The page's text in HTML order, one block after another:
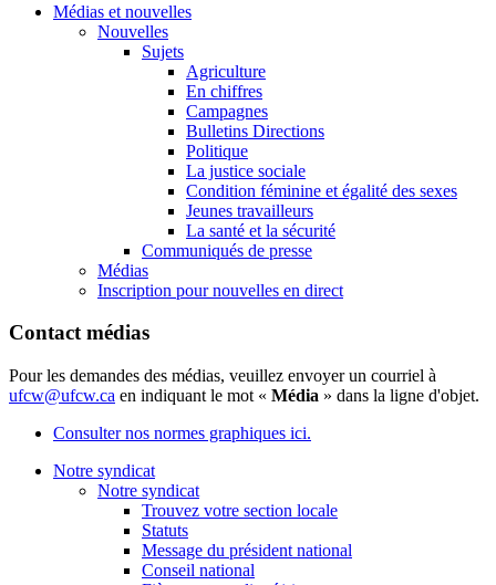
Médias et nouvelles
Nouvelles
Sujets
Agriculture
En chiffres
Campagnes
Bulletins Directions
Politique
La justice sociale
Condition féminine et égalité des sexes
Jeunes travailleurs
La santé et la sécurité
Communiqués de presse
Médias
Inscription pour nouvelles en direct
Contact médias
Pour les demandes des médias, veuillez envoyer un courriel à
ufcw@ufcw.ca en indiquant le mot « Média » dans la ligne d'objet.
Consulter nos normes graphiques ici.
Notre syndicat
Notre syndicat
Trouvez votre section locale
Statuts
Message du président national
Conseil national